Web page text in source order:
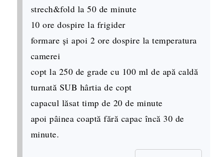
strech&fold la 50 de minute
10 ore dospire la frigider
formare și apoi 2 ore dospire la temperatura
camerei
copt la 250 de grade cu 100 ml de apă caldă
turnată SUB hârtia de copt
capacul lăsat timp de 20 de minute
apoi pâinea coaptă fără capac încă 30 de
minute.